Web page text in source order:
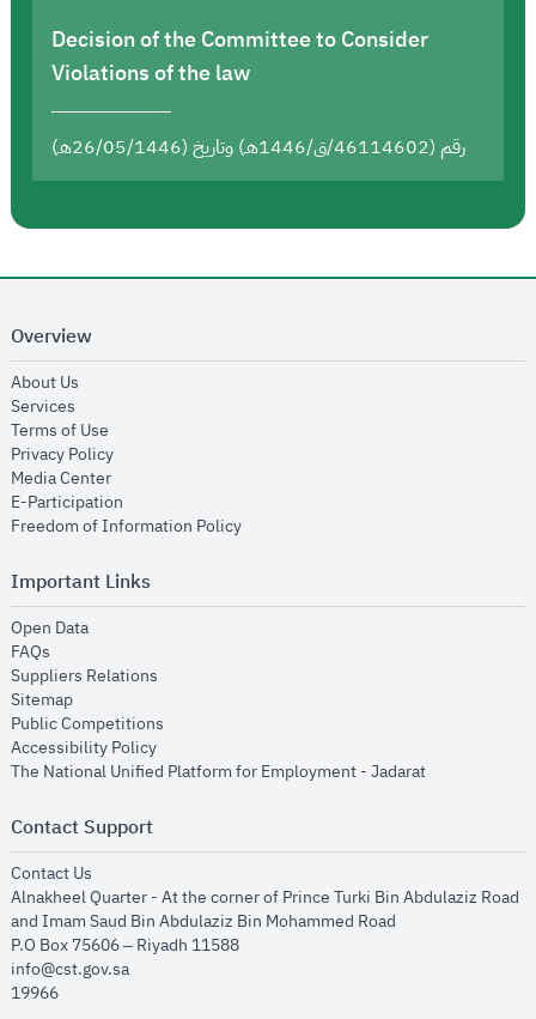
Decision of the Committee to Consider
Violations of the law
رقم (46114602/ق/1446هـ) وتاريخ (26/05/1446هـ)
Overview
About Us
Services
Terms of Use
Privacy Policyopens in new window
Media Centeropens in new window
E-Participation
Freedom of Information Policyopens in new window
Important Links
Open Dataopens in new window
FAQs
Suppliers Relations
Sitemapopens in new window
Public Competitions
Accessibility Policyopens in new window
The National Unified Platform for Employment - Jadaratopens in new
Contact Support
Contact Us
Alnakheel Quarter - At the corner of Prince Turki Bin Abdulaziz Road
and Imam Saud Bin Abdulaziz Bin Mohammed Road​
P.O Box 75606 – Riyadh 11588
info@cst.gov.sa
19966